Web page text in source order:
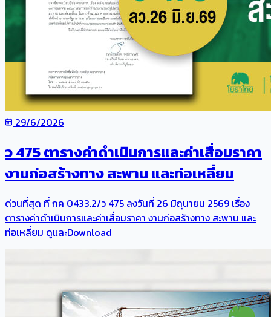
29/6/2026
ว 475 ตารางค่าดำเนินการและค่าเสื่อมราคา
งานก่อสร้างทาง สะพาน และท่อเหลี่ยม
ด่วนที่สุด ที่ กค 0433.2/ว 475 ลงวันที่ 26 มิถุนายน 2569 เรื่อง
ตารางค่าดำเนินการและค่าเสื่อมราคา งานก่อสร้างทาง สะพาน และ
ท่อเหลี่ยม ดูและDownload